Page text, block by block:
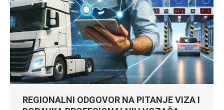
REGIONALNI ODGOVOR NA PITANJE VIZA I